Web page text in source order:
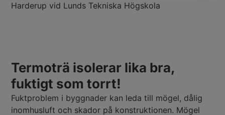
Harderup vid Lunds Tekniska Högskola
Termoträ isolerar lika bra,
fuktigt som torrt!
Fuktproblem i byggnader kan leda till mögel, dålig
inomhusluft och skador på konstruktionen. Mögel